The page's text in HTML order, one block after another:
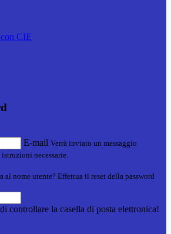
CIE
E-mail Verrà inviato un messaggio
necessarie.
al nome utente? Effettua il reset della password
controllare la casella di posta elettronica!